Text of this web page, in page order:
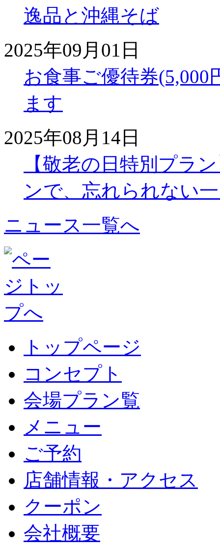
逸品と沖縄そば
2025年09月01日
お食事ご優待券(5,000
ます
2025年08月14日
【敬老の日特別プラ
ンで、忘れられない
ニュース一覧へ
トップページ
コンセプト
会場プラン覧
メニュー
ご予約
店舗情報・アクセス
クーポン
会社概要